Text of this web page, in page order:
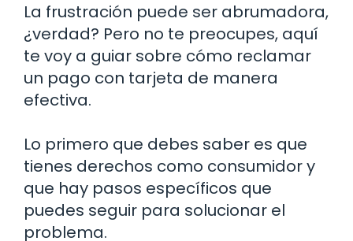
La frustración puede ser abrumadora,
¿verdad? Pero no te preocupes, aquí
te voy a guiar sobre cómo reclamar
un pago con tarjeta de manera
efectiva.
Lo primero que debes saber es que
tienes derechos como consumidor y
que hay pasos específicos que
puedes seguir para solucionar el
problema.